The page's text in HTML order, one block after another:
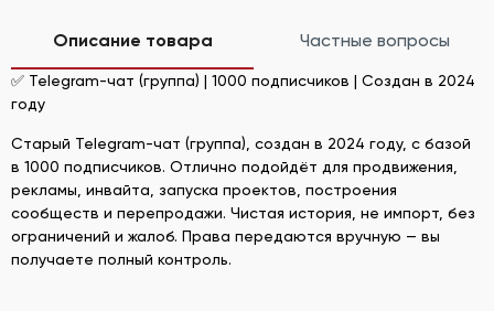
Описание товара Частные вопросы
✅ Telegram-чат (группа) | 1000 подписчиков | Создан в 2024
году
Старый Telegram-чат (группа), создан в 2024 году, с базой
в 1000 подписчиков. Отлично подойдёт для продвижения,
рекламы, инвайта, запуска проектов, построения
сообществ и перепродажи. Чистая история, не импорт, без
ограничений и жалоб. Права передаются вручную — вы
получаете полный контроль.